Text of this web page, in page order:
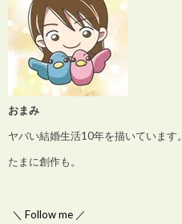
おまみ
ヤバい結婚生活10年を描いています。
たまに創作も。
＼ Follow me ／